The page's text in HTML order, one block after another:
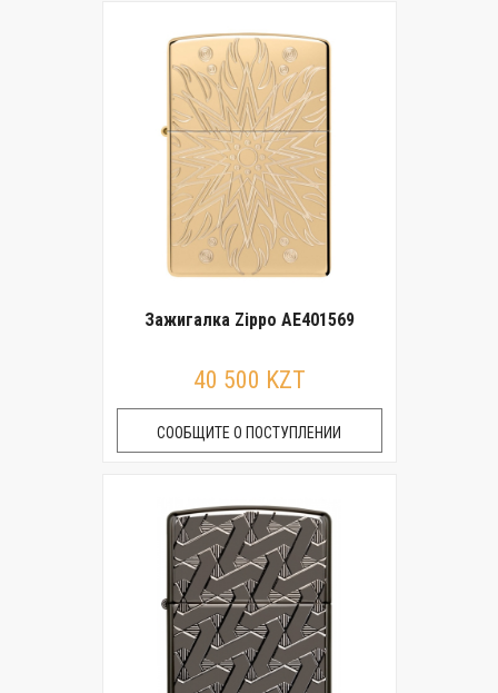
Зажигалка Zippo AE401569
40 500 KZT
СООБЩИТЕ О ПОСТУПЛЕНИИ